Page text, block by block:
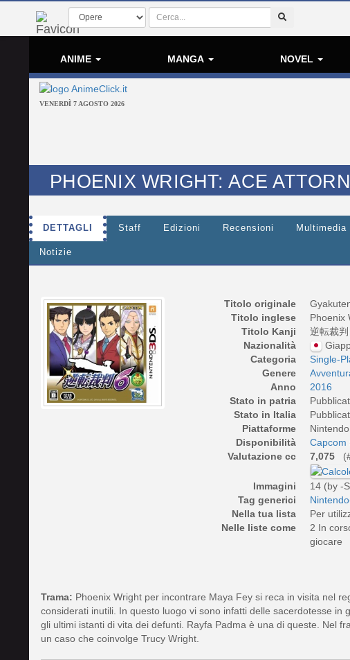
ANIME MANGA NOVEL
VENERDÌ 7 AGOSTO 2026
PHOENIX WRIGHT: ACE
DETTAGLI Staff Edizioni Recensioni Multimedia
Notizie
Titolo originale
Titolo inglese
Phoenix
Titolo Kanji
逆転裁判
Nazionalità
Categoria
Single-
Genere
Anno
2016
Stato in patria
Stato in Italia
Piattaforme
Disponibilità
Capcom
Valutazione cc
7,075
Immagini
14 (by -
Tag generici
Nella tua lista
Per
Nelle liste come
2 In
giocare
Trama: Phoenix Wright per incontrare Maya Fey si reca in visita nel
considerati inutili. In questo luogo vi sono infatti delle sacerdotesse in
gli ultimi istanti di vita dei defunti. Rayfa Padma è una di queste. Nel
un caso che coinvolge Trucy Wright.